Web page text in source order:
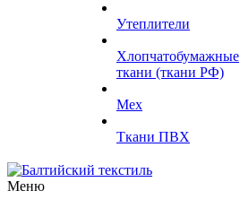
Утеплители
Хлопчатобумажные
ткани (ткани РФ)
Мех
Ткани ПВХ
Меню